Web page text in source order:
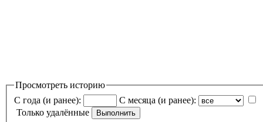
Просмотреть историю
С года (и ранее):
С месяца (и ранее):
Только удалённые